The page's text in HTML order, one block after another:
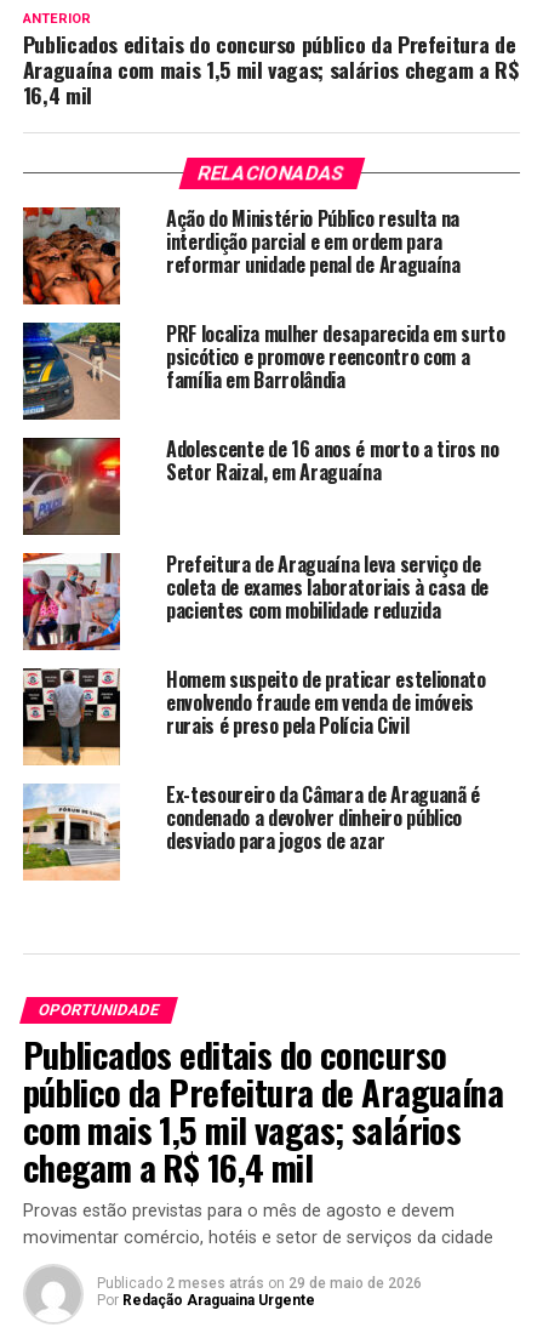
ANTERIOR
Publicados editais do concurso público da Prefeitura de
Araguaína com mais 1,5 mil vagas; salários chegam a R$
16,4 mil
RELACIONADAS
Ação do Ministério Público resulta na
interdição parcial e em ordem para
reformar unidade penal de Araguaína
PRF localiza mulher desaparecida em surto
psicótico e promove reencontro com a
família em Barrolândia
Adolescente de 16 anos é morto a tiros no
Setor Raizal, em Araguaína
Prefeitura de Araguaína leva serviço de
coleta de exames laboratoriais à casa de
pacientes com mobilidade reduzida
Homem suspeito de praticar estelionato
envolvendo fraude em venda de imóveis
rurais é preso pela Polícia Civil
Ex-tesoureiro da Câmara de Araguanã é
condenado a devolver dinheiro público
desviado para jogos de azar
OPORTUNIDADE
Publicados editais do concurso
público da Prefeitura de Araguaína
com mais 1,5 mil vagas; salários
chegam a R$ 16,4 mil
Provas estão previstas para o mês de agosto e devem
movimentar comércio, hotéis e setor de serviços da cidade
Publicado 2 meses atrás on 29 de maio de 2026
Por Redação Araguaina Urgente